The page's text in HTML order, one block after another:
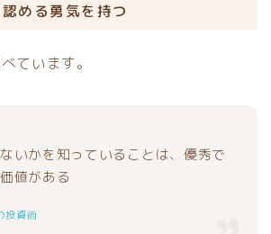
める勇気を持つ
ています。
いかを知っていることは、優秀で
値がある
投資術